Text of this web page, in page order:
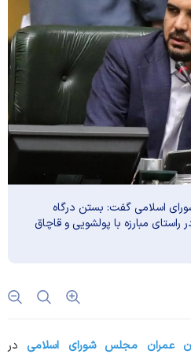
اسلامی گفت: بستن درگاه
مبارزه با پولشویی و قاچاق
عمران مجلس شورای اسلامی در